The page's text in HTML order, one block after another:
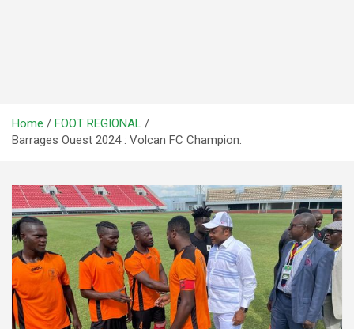
Home
FOOT REGIONAL
Barrages Ouest 2024 : Volcan FC Champion.